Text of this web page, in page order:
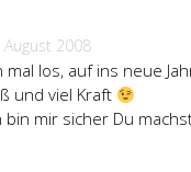
August 2008
mal los, auf ins neue
und viel Kraft
bin mir sicher Du